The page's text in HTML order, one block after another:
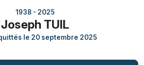
1938 - 2025
Joseph TUIL
le 20 septembre 2025